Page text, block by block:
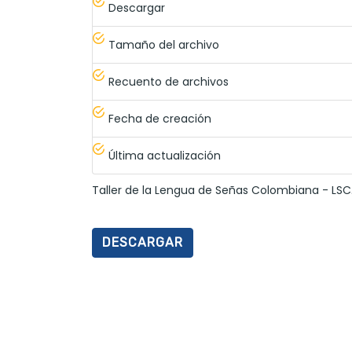
Descargar
Tamaño del archivo
Recuento de archivos
Fecha de creación
Última actualización
Taller de la Lengua de Señas Colombiana - LSC.
DESCARGAR